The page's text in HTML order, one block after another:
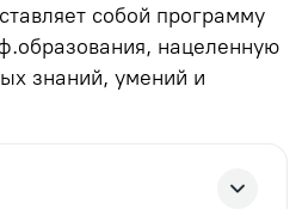
собой программу
нацеленную
знаний, умений и